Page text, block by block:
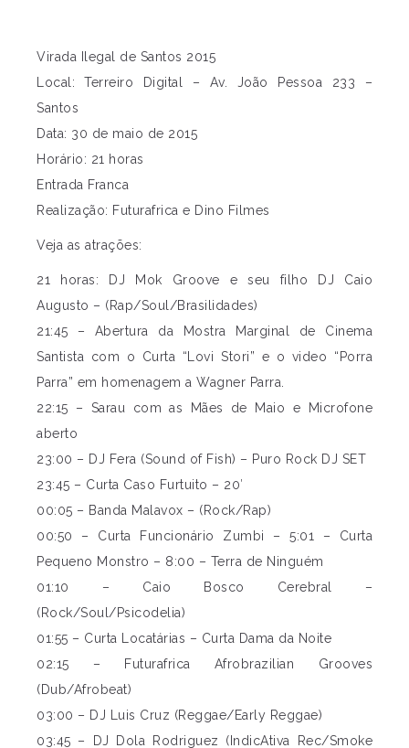
Virada Ilegal de Santos 2015
Local: Terreiro Digital – Av. João Pessoa 233 –
Santos
Data: 30 de maio de 2015
Horário: 21 horas
Entrada Franca
Realização: Futurafrica e Dino Filmes
Veja as atrações:
21 horas: DJ Mok Groove e seu filho DJ Caio
Augusto – (Rap/Soul/Brasilidades)
21:45 – Abertura da Mostra Marginal de Cinema
Santista com o Curta “Lovi Stori” e o video “Porra
Parra” em homenagem a Wagner Parra.
22:15 – Sarau com as Mães de Maio e Microfone
aberto
23:00 – DJ Fera (Sound of Fish) – Puro Rock DJ SET
23:45 – Curta Caso Furtuito – 20′
00:05 – Banda Malavox – (Rock/Rap)
00:50 – Curta Funcionário Zumbi – 5:01 – Curta
Pequeno Monstro – 8:00 – Terra de Ninguém
01:10 – Caio Bosco Cerebral –
(Rock/Soul/Psicodelia)
01:55 – Curta Locatárias – Curta Dama da Noite
02:15 – Futurafrica Afrobrazilian Grooves
(Dub/Afrobeat)
03:00 – DJ Luis Cruz (Reggae/Early Reggae)
03:45 – DJ Dola Rodriguez (IndicAtiva Rec/Smoke